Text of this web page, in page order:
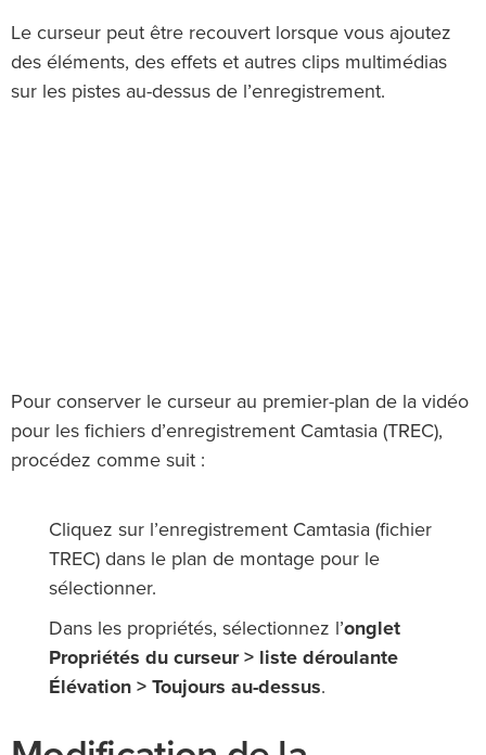
Le curseur peut être recouvert lorsque vous ajoutez
des éléments, des effets et autres clips multimédias
sur les pistes au-dessus de l’enregistrement.
Pour conserver le curseur au premier-plan de la vidéo
pour les fichiers d’enregistrement Camtasia (TREC),
procédez comme suit :
Cliquez sur l’enregistrement Camtasia (fichier
TREC) dans le plan de montage pour le
sélectionner.
Dans les propriétés, sélectionnez l’onglet
Propriétés du curseur > liste déroulante
Élévation > Toujours au-dessus.